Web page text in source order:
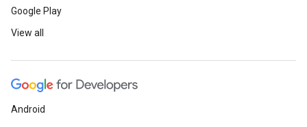
Google Play
View all
Android